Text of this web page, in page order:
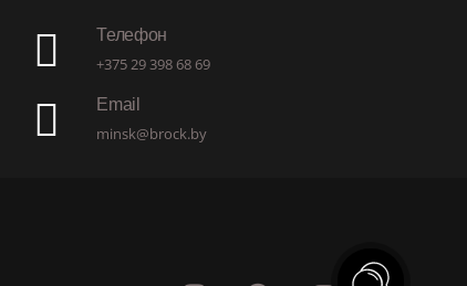
Телефон
+375 29 398 68 69
Email
minsk@brock.by